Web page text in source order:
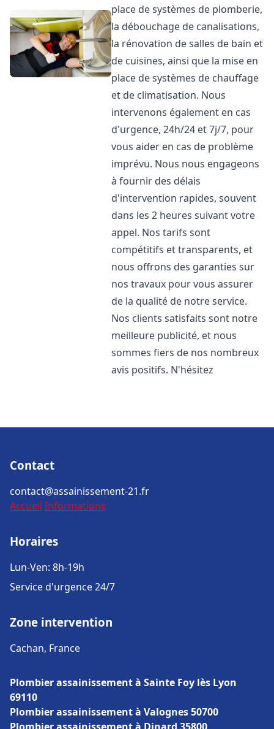
place de systèmes de plomberie,
la débouchage de canalisations,
la rénovation de salles de bain et
de cuisines, ainsi que la mise en
place de systèmes de chauffage
et de climatisation. Nous
intervenons également en cas
d'urgence, 24h/24 et 7j/7, pour
vous aider en cas de problème
imprévu. Nous nous engageons
à fournir des délais
d'intervention rapides, souvent
dans les 2 heures suivant votre
appel. Nos tarifs sont
compétitifs et transparents, et
nous offrons des garanties sur
nos travaux pour vous assurer
de la qualité de notre service.
Nos clients satisfaits sont notre
meilleure publicité, et nous
sommes fiers de nos nombreux
avis positifs. N'hésitez
Contact
contact@assainissement-21.fr
Accueil Informations
Horaires
Lun-Ven: 8h-19h
Service d'urgence 24/7
Zone intervention
Cachan, France
Plombier assainissement à Sainte Foy lès Lyon
69110
Plombier assainissement à Valognes 50700